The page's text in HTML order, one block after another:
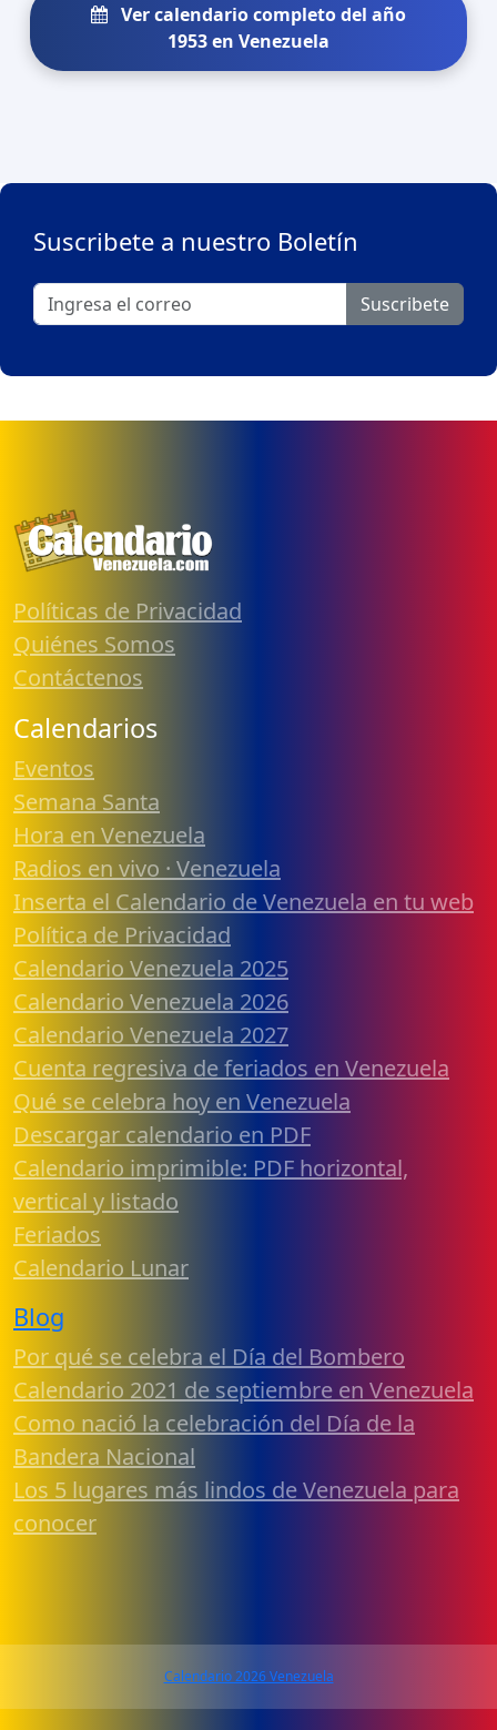
Ver calendario completo del año
1953 en Venezuela
Suscribete a nuestro Boletín
Suscribete
Políticas de Privacidad
Quiénes Somos
Contáctenos
Calendarios
Eventos
Semana Santa
Hora en Venezuela
Radios en vivo · Venezuela
Inserta el Calendario de Venezuela en tu web
Política de Privacidad
Calendario Venezuela 2025
Calendario Venezuela 2026
Calendario Venezuela 2027
Cuenta regresiva de feriados en Venezuela
Qué se celebra hoy en Venezuela
Descargar calendario en PDF
Calendario imprimible: PDF horizontal,
vertical y listado
Feriados
Calendario Lunar
Blog
Por qué se celebra el Día del Bombero
Calendario 2021 de septiembre en Venezuela
Como nació la celebración del Día de la
Bandera Nacional
Los 5 lugares más lindos de Venezuela para
conocer
Calendario 2026 Venezuela